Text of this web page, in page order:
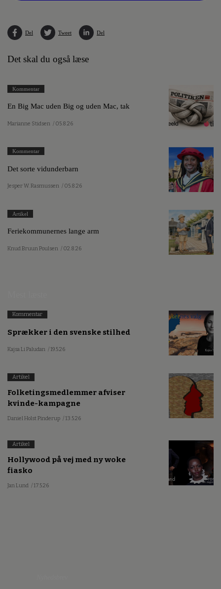
Del Tweet Del
Det skal du også læse
Kommentar
En Big Mac uden Big og uden Mac, tak
Marianne Stidsen / 05.8.26
Kommentar
Det sorte vidunderbarn
Jesper W. Rasmussen / 05.8.26
Artikel
Feriekommunernes lange arm
Knud Bruun Poulsen / 02.8.26
Kommentar
Sprækker i den svenske stilhed
Kajsa Li Paludan / 19.5.26
Artikel
Folketingsmedlemmer afviser
kvinde-kampagne
Daniel Holst Pinderup / 13.5.26
Artikel
Hollywood på vej med ny woke
fiasko
Jan Lund / 17.5.26